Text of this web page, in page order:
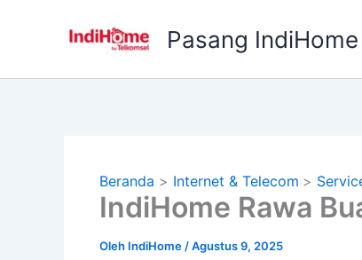
Pasang
Beranda Internet & Telecom
IndiHome Rawa
Oleh IndiHome /Agustus 9, 2025